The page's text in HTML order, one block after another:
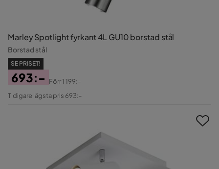
Marley Spotlight fyrkant 4L GU10 borstad stål
Borstad stål
SE PRISET!
Pris
693:-
Original
Förr1 199:-
Tidigare lägsta pris 693:-